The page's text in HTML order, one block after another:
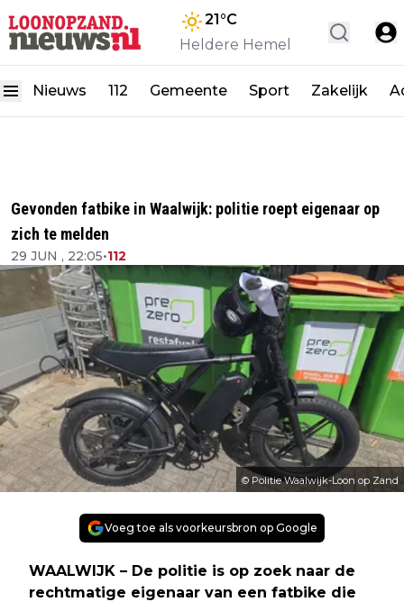
21°C
Heldere Hemel
Nieuws 112 Gemeente Sport Zakelijk
Gevonden fatbike in Waalwijk: politie roept eigenaar op
zich te melden
29 JUN , 22:05•112
© Politie Waalwijk-Loon op Zand
Voeg toe als voorkeursbron op Google
WAALWIJK – De politie is op zoek naar de
rechtmatige eigenaar van een fatbike die